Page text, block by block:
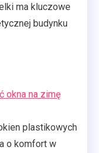
ma kluczowe
budynku
okna na zimę
plastikowych
o komfort w